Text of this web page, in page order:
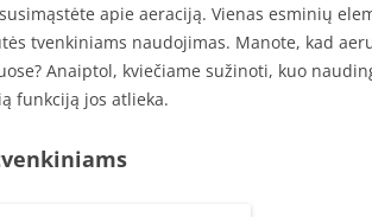
apie aeraciją. Vienas esminių
tvenkiniams naudojimas. Manote, kad
Anaiptol, kviečiame sužinoti, kuo
funkciją jos atlieka.